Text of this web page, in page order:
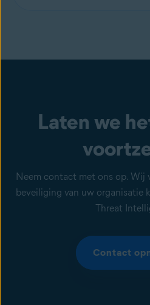
Laten we
Neem contact met ons op. Wij
beveiliging van uw organisatie
Threat
Contact